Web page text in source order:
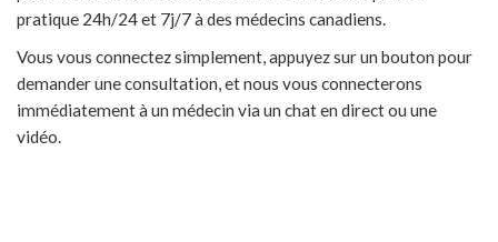
pratique 24h/24 et 7j/7 à des médecins canadiens.
Vous vous connectez simplement, appuyez sur un bouton pour
demander une consultation, et nous vous connecterons
immédiatement à un médecin via un chat en direct ou une
vidéo.